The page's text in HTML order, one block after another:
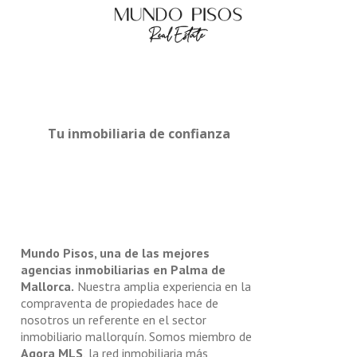
Tu inmobiliaria de confianza
Mundo Pisos, una de las mejores
agencias inmobiliarias en Palma de
Mallorca. Nuestra amplia experiencia en la
compraventa de propiedades hace de
nosotros un referente en el sector
inmobiliario mallorquín. Somos miembro de
Agora MLS, la red inmobiliaria más